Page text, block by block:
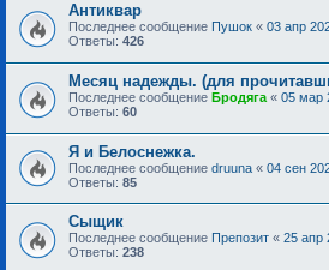
Антиквар
Последнее сообщение Пушок « 03 апр
Ответы: 426
Месяц надежды. (для
Последнее сообщение Бродяга « 05 мар
Ответы: 60
Я и Белоснежка.
Последнее сообщение druuna « 04 сен
Ответы: 85
Сыщик
Последнее сообщение Препозит « 25 апр
Ответы: 238